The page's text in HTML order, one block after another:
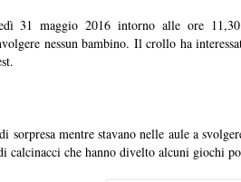
31 maggio 2016 intorno alle ore
nessun bambino. Il crollo ha
sorpresa mentre stavano nelle aule a
calcinacci che hanno divelto alcuni giochi